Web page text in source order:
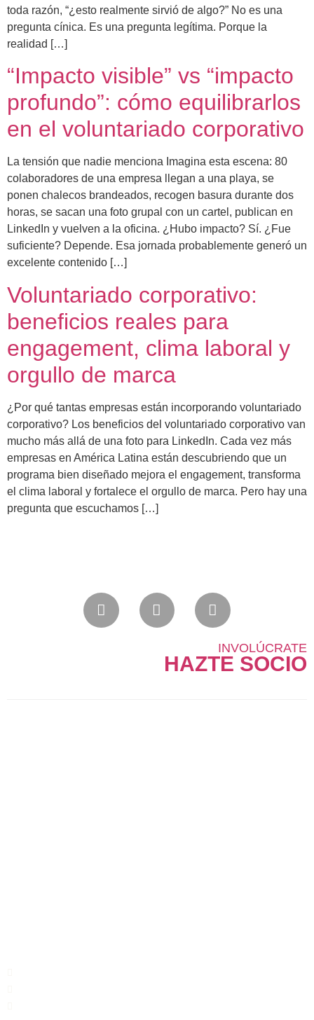
toda razón, “¿esto realmente sirvió de algo?” No es una
pregunta cínica. Es una pregunta legítima. Porque la
realidad […]
“Impacto visible” vs “impacto
profundo”: cómo equilibrarlos
en el voluntariado corporativo
La tensión que nadie menciona Imagina esta escena: 80
colaboradores de una empresa llegan a una playa, se
ponen chalecos brandeados, recogen basura durante dos
horas, se sacan una foto grupal con un cartel, publican en
LinkedIn y vuelven a la oficina. ¿Hubo impacto? Sí. ¿Fue
suficiente? Depende. Esa jornada probablemente generó un
excelente contenido […]
Voluntariado corporativo:
beneficios reales para
engagement, clima laboral y
orgullo de marca
¿Por qué tantas empresas están incorporando voluntariado
corporativo? Los beneficios del voluntariado corporativo van
mucho más allá de una foto para LinkedIn. Cada vez más
empresas en América Latina están descubriendo que un
programa bien diseñado mejora el engagement, transforma
el clima laboral y fortalece el orgullo de marca. Pero hay una
pregunta que escuchamos […]
INVOLÚCRATE
HAZTE SOCIO